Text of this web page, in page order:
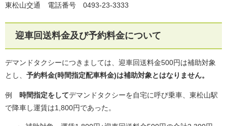
東松山交通 電話番号 0493-23‐3333
迎車回送料金及び予約料金について
デマンドタクシーにつきましては、迎車回送料金500円は補助対象
とし、 予約料金(時間指定配車料金)は補助対象とはなりません。
例 時間指定をしてデマンドタクシーを自宅に呼び乗車、東松山駅
で降車し運賃は1,800円であった。